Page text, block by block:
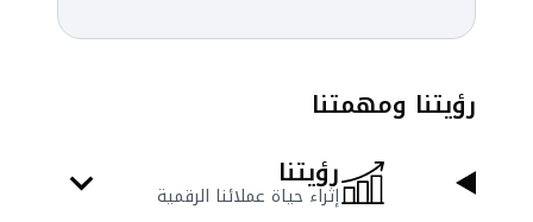
رؤيتنا ومهمتنا
رؤيتنا
إثراء حياة عملائنا الرقمية